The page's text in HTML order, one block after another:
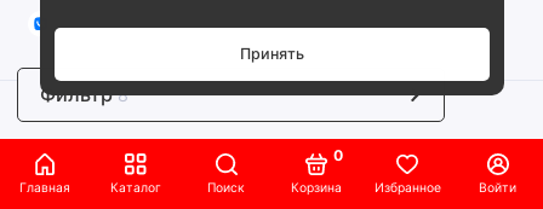
Главная Каталог Поиск Корзина
0
Избранное Войти
Фильтр 8
Принять